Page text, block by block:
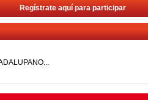
Regístrate aquí para participar